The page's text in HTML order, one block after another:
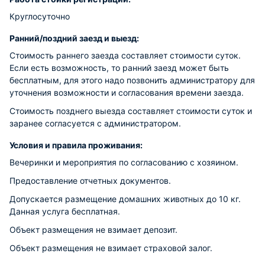
Круглосуточно
Ранний/поздний заезд и выезд:
Стоимость раннего заезда составляет стоимости суток.
Если есть возможность, то ранний заезд может быть
бесплатным, для этого надо позвонить администратору для
уточнения возможности и согласования времени заезда.
Стоимость позднего выезда составляет стоимости суток и
заранее согласуется с администратором.
Условия и правила проживания:
Вечеринки и мероприятия по согласованию с хозяином.
Предоставление отчетных документов.
Допускается размещение домашних животных до 10 кг.
Данная услуга бесплатная.
Объект размещения не взимает депозит.
Объект размещения не взимает страховой залог.